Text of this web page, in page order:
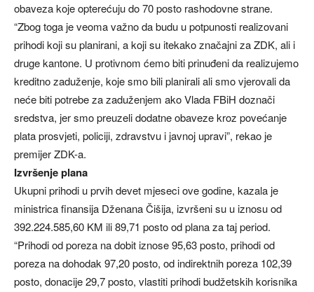
obaveza koje opterećuju do 70 posto rashodovne strane.
“Zbog toga je veoma važno da budu u potpunosti realizovani
prihodi koji su planirani, a koji su itekako značajni za ZDK, ali i
druge kantone. U protivnom ćemo biti prinuđeni da realizujemo
kreditno zaduženje, koje smo bili planirali ali smo vjerovali da
neće biti potrebe za zaduženjem ako Vlada FBiH doznači
sredstva, jer smo preuzeli dodatne obaveze kroz povećanje
plata prosvjeti, policiji, zdravstvu i javnoj upravi”, rekao je
premijer ZDK-a.
Izvršenje plana
Ukupni prihodi u prvih devet mjeseci ove godine, kazala je
ministrica finansija Dženana Čišija, izvršeni su u iznosu od
392.224.585,60 KM ili 89,71 posto od plana za taj period.
“Prihodi od poreza na dobit iznose 95,63 posto, prihodi od
poreza na dohodak 97,20 posto, od indirektnih poreza 102,39
posto, donacije 29,7 posto, vlastiti prihodi budžetskih korisnika